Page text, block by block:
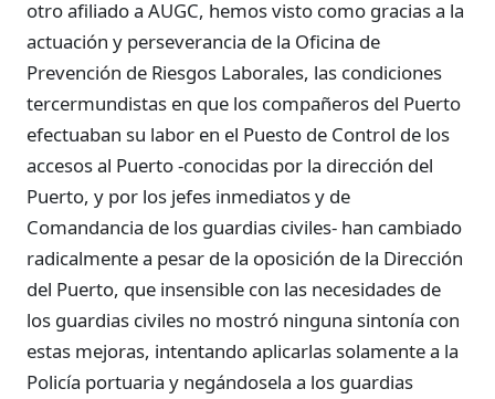
otro afiliado a AUGC, hemos visto como gracias a la
actuación y perseverancia de la Oficina de
Prevención de Riesgos Laborales, las condiciones
tercermundistas en que los compañeros del Puerto
efectuaban su labor en el Puesto de Control de los
accesos al Puerto -conocidas por la dirección del
Puerto, y por los jefes inmediatos y de
Comandancia de los guardias civiles- han cambiado
radicalmente a pesar de la oposición de la Dirección
del Puerto, que insensible con las necesidades de
los guardias civiles no mostró ninguna sintonía con
estas mejoras, intentando aplicarlas solamente a la
Policía portuaria y negándosela a los guardias